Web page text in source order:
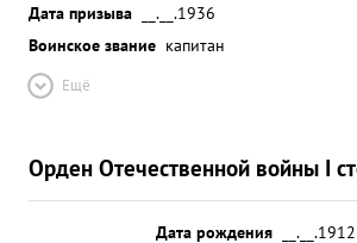
Дата призыва
__.__.1936
Воинское звание капитан
Ещё
Орден Отечественной войны I
Дата рождения
__.__.1912